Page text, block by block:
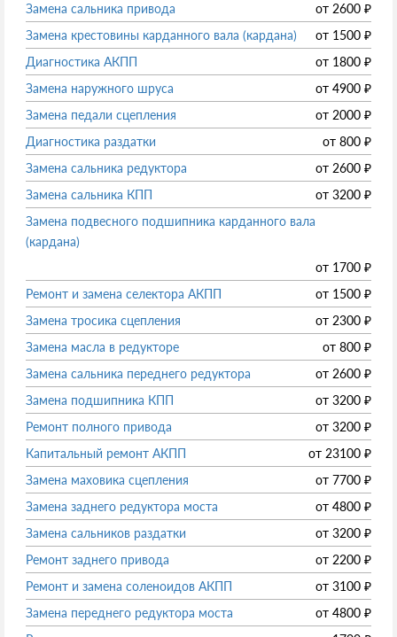
Замена сальника привода
от 2600 ₽
Замена крестовины карданного вала (кардана)
от 1500 ₽
Диагностика АКПП
от 1800 ₽
Замена наружного шруса
от 4900 ₽
Замена педали сцепления
от 2000 ₽
Диагностика раздатки
от 800 ₽
Замена сальника редуктора
от 2600 ₽
Замена сальника КПП
от 3200 ₽
Замена подвесного подшипника карданного вала
(кардана)
от 1700 ₽
Ремонт и замена селектора АКПП
от 1500 ₽
Замена тросика сцепления
от 2300 ₽
Замена масла в редукторе
от 800 ₽
Замена сальника переднего редуктора
от 2600 ₽
Замена подшипника КПП
от 3200 ₽
Ремонт полного привода
от 3200 ₽
Капитальный ремонт АКПП
от 23100 ₽
Замена маховика сцепления
от 7700 ₽
Замена заднего редуктора моста
от 4800 ₽
Замена сальников раздатки
от 3200 ₽
Ремонт заднего привода
от 2200 ₽
Ремонт и замена соленоидов АКПП
от 3100 ₽
Замена переднего редуктора моста
от 4800 ₽